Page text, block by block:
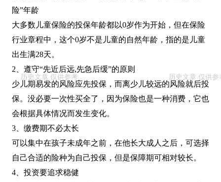
险”年龄
大多数儿童保险的投保年龄都以0岁作为开始，但在保险
行业章程中，这个0岁不是儿童的自然年龄，指的是儿童
出生满28天。
2、遵守“先近后远,先急后缓”的原则
少儿期易发的风险应先投保，而离少儿较远的风险就后投
保。没必要一次性买全了，因为保险也是一种消费，它也
会根据具体情况而发生变化。
3、缴费期不必太长
可以集中在孩子未成年之前，在他长大成人之后，可选择
自己合适的险种为自己投保，但是保障期可相对较长。
4、投资要追求稳健